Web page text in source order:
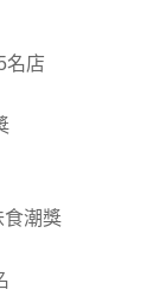
店
潮獎